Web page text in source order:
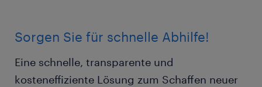
Sorgen Sie für schnelle Abhilfe!
Eine schnelle, transparente und
kosteneffiziente Lösung zum Schaffen neuer